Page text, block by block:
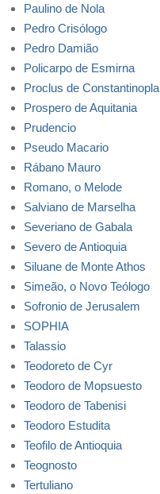
Paulino de Nola
Pedro Crisólogo
Pedro Damião
Policarpo de Esmirna
Proclus de Constantinopla
Prospero de Aquitania
Prudencio
Pseudo Macario
Rábano Mauro
Romano, o Melode
Salviano de Marselha
Severiano de Gabala
Severo de Antioquia
Siluane de Monte Athos
Simeão, o Novo Teólogo
Sofronio de Jerusalem
SOPHIA
Talassio
Teodoreto de Cyr
Teodoro de Mopsuesto
Teodoro de Tabenisi
Teodoro Estudita
Teofilo de Antioquia
Teognosto
Tertuliano